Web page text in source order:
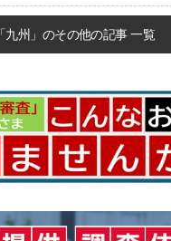
「九州」のその他の記事 一覧